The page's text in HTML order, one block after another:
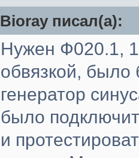
Bioray писал(а):
Нужен Ф020.1,
обвязкой,
генератор
было
и